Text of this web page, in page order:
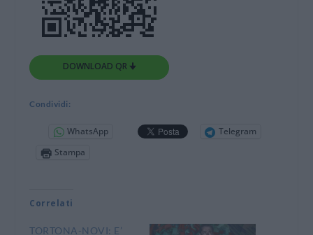
DOWNLOAD QR 🠋
Condividi:
WhatsApp
Telegram
Stampa
Correlati
TORTONA-NOVI: E’